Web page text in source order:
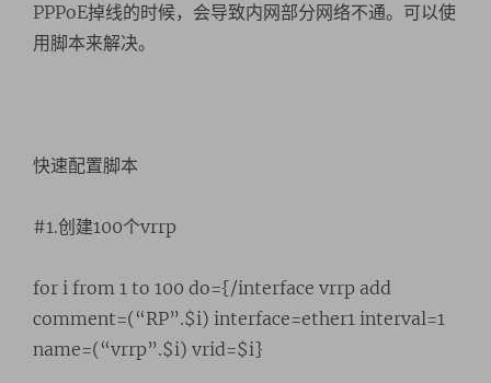
PPPoE掉线的时候，会导致内网部分网络不通。可以使
用脚本来解决。
快速配置脚本
#1.创建100个vrrp
for i from 1 to 100 do={/interface vrrp add
comment=(“RP”.$i) interface=ether1 interval=1
name=(“vrrp”.$i) vrid=$i}